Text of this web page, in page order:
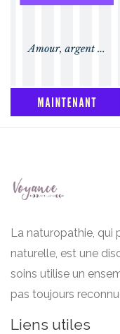
La naturopathie, qui
naturelle, est une
soins utilise un
pas toujours
Liens utiles